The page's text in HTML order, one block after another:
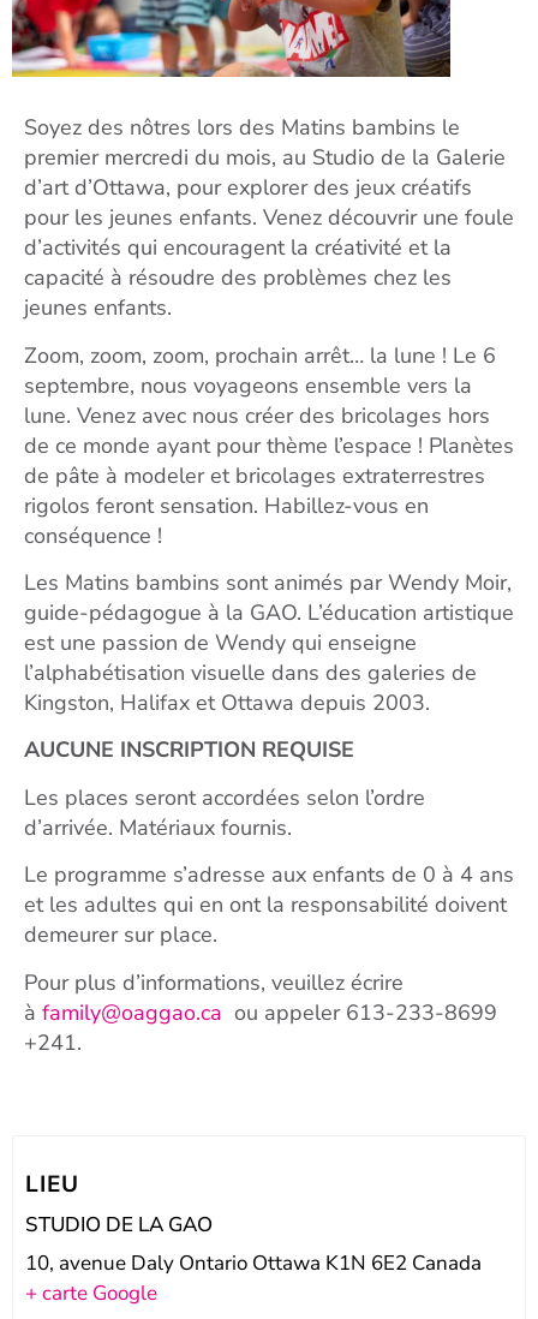
Soyez des nôtres lors des Matins bambins le
premier mercredi du mois, au Studio de la Galerie
d’art d’Ottawa, pour explorer des jeux créatifs
pour les jeunes enfants. Venez découvrir une foule
d’activités qui encouragent la créativité et la
capacité à résoudre des problèmes chez les
jeunes enfants.
Zoom, zoom, zoom, prochain arrêt… la lune ! Le 6
septembre, nous voyageons ensemble vers la
lune. Venez avec nous créer des bricolages hors
de ce monde ayant pour thème l’espace ! Planètes
de pâte à modeler et bricolages extraterrestres
rigolos feront sensation. Habillez-vous en
conséquence !
Les Matins bambins sont animés par Wendy Moir,
guide-pédagogue à la GAO. L’éducation artistique
est une passion de Wendy qui enseigne
l’alphabétisation visuelle dans des galeries de
Kingston, Halifax et Ottawa depuis 2003.
AUCUNE INSCRIPTION REQUISE
Les places seront accordées selon l’ordre
d’arrivée. Matériaux fournis.
Le programme s’adresse aux enfants de 0 à 4 ans
et les adultes qui en ont la responsabilité doivent
demeurer sur place.
Pour plus d’informations, veuillez écrire
à family@oaggao.ca ou appeler 613-233-8699
+241.
LIEU
STUDIO DE LA GAO
10, avenue Daly Ontario Ottawa K1N 6E2 Canada
+ carte Google